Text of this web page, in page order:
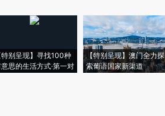
特别呈现】寻找100种
思的生活方式·第一对
【特别呈现】澳门全力探
索葡语国家新渠道